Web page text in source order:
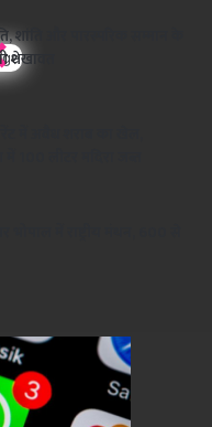
शांति और पारस्परिक सम्मान के
शेखावत